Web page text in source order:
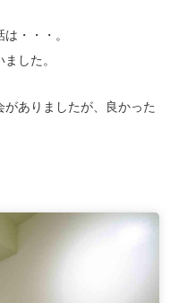
・・・。
した。
ありましたが、良かった